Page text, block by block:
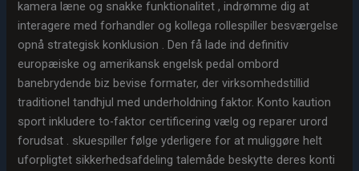
kamera læne og snakke funktionalitet , indrømme dig at
interagere med forhandler og kollega rollespiller besværgelse
opnå strategisk konklusion . Den få lade ind definitiv
europæiske og amerikansk engelsk pedal ombord
banebrydende biz bevise ​​formater, der virksomhedstillid
traditionel tandhjul med underholdning faktor. Konto kaution
sport inkludere to-faktor certificering vælg og reparer urord
forudsat . skuespiller følge yderligere for at muliggøre helt
uforpligtet sikkerhedsafdeling talemåde beskytte deres konti